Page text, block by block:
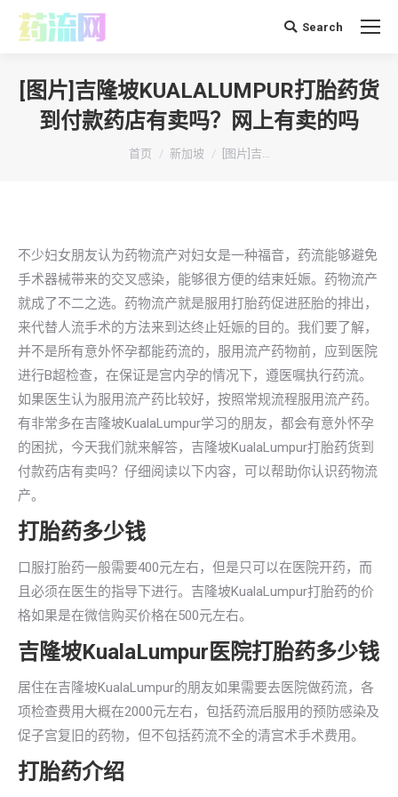
搜 Search
[图片]吉隆坡KUALALUMPUR打胎药货
到付款药店有卖吗？网上有卖的吗
你在这里：
首页 新加坡 [图片]吉…
不少妇女朋友认为药物流产对妇女是一种福音，药流能够避免
手术器械带来的交叉感染，能够很方便的结束妊娠。药物流产
就成了不二之选。药物流产就是服用打胎药促进胚胎的排出，
来代替人流手术的方法来到达终止妊娠的目的。我们要了解，
并不是所有意外怀孕都能药流的，服用流产药物前，应到医院
进行B超检查，在保证是宫内孕的情况下，遵医嘱执行药流。
如果医生认为服用流产药比较好，按照常规流程服用流产药。
有非常多在吉隆坡KualaLumpur学习的朋友，都会有意外怀孕
的困扰，今天我们就来解答，吉隆坡KualaLumpur打胎药货到
付款药店有卖吗？仔细阅读以下内容，可以帮助你认识药物流
产。
打胎药多少钱
口服打胎药一般需要400元左右，但是只可以在医院开药，而
且必须在医生的指导下进行。吉隆坡KualaLumpur打胎药的价
格如果是在微信购买价格在500元左右。
吉隆坡KualaLumpur医院打胎药多少钱
居住在吉隆坡KualaLumpur的朋友如果需要去医院做药流，各
项检查费用大概在2000元左右，包括药流后服用的预防感染及
促子宫复旧的药物，但不包括药流不全的清宫术手术费用。
打胎药介绍